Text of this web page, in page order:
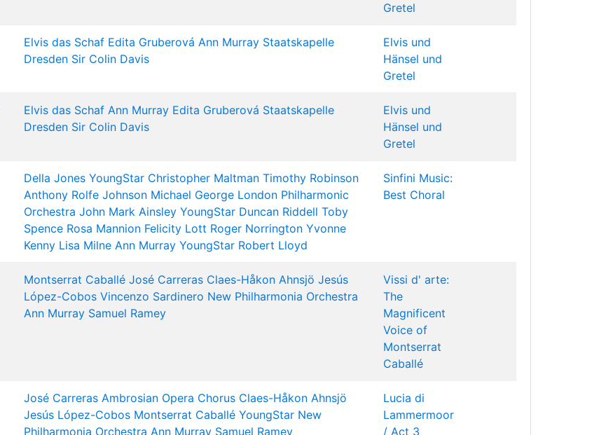
Gretel
Elvis das Schaf Edita Gruberová Ann Murray Staatskapelle
Dresden Sir Colin Davis
Elvis und
Hänsel und
Gretel
Elvis das Schaf Ann Murray Edita Gruberová Staatskapelle
Dresden Sir Colin Davis
Elvis und
Hänsel und
Gretel
Della Jones YoungStar Christopher Maltman Timothy Robinson
Anthony Rolfe Johnson Michael George London Philharmonic
Orchestra John Mark Ainsley YoungStar Duncan Riddell Toby
Spence Rosa Mannion Felicity Lott Roger Norrington Yvonne
Kenny Lisa Milne Ann Murray YoungStar Robert Lloyd
Sinfini Music:
Best Choral
Montserrat Caballé José Carreras Claes-Håkon Ahnsjö Jesús
López-Cobos Vincenzo Sardinero New Philharmonia Orchestra
Ann Murray Samuel Ramey
Vissi d' arte:
The
Magnificent
Voice of
Montserrat
Caballé
José Carreras Ambrosian Opera Chorus Claes-Håkon Ahnsjö
Jesús López-Cobos Montserrat Caballé YoungStar New
Philharmonia Orchestra Ann Murray Samuel Ramey
Lucia di
Lammermoor
/ Act 3